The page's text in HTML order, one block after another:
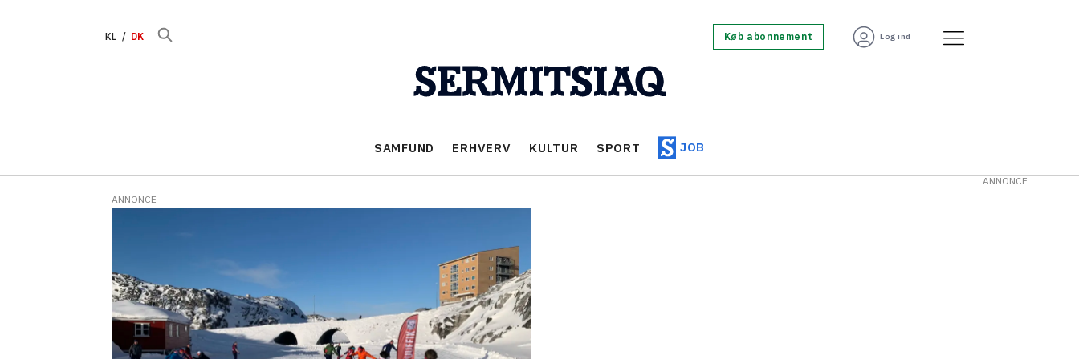
KL DK Køb abonnement Log ind
SAMFUND ERHVERV KULTUR SPORT JOB
lârsêraq
skifestival
ANNONCE
ANNONCE